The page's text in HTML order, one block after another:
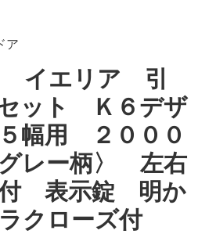
ア
イエリア 引
ット Ｋ６デザ
幅用 ２０００
レー柄〉 左右
表示錠 明か
クローズ付